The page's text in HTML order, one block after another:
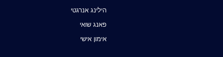
הילינג אנרגטי
פאנג שואי
אימון אישי